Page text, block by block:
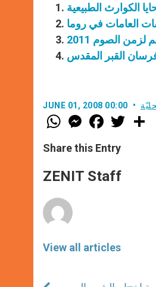
الكوارث الطبيعية
العامات في روما
الصوم 2011
فرسان القبر المقدس
JUNE 01, 2008 00:00
W
h
t
s
p
p
M
e
s
e
g
e
F
a
e
b
o
k
w
Share this Entry
ZENIT Staff
View all articles